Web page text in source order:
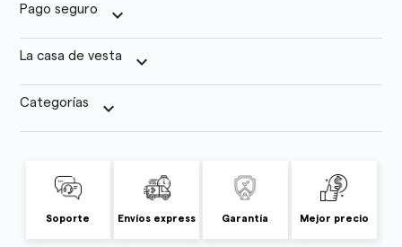
Pago seguro keyboard_arrow_down
La casa de vesta keyboard_arrow_down
Categorías keyboard_arrow_down
Soporte Envíos express Garantía Mejor precio